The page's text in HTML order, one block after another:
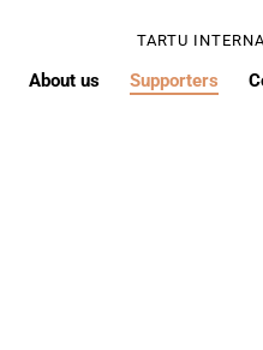
TARTU
About us Supporters